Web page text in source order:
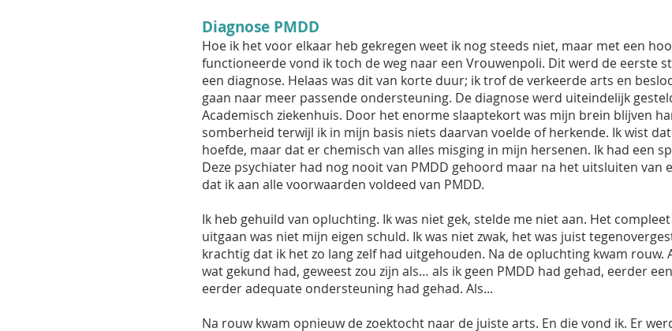
Diagnose PMDD
Hoe ik het voor elkaar heb gekregen weet ik nog steeds niet, maar met een
functioneerde vond ik toch de weg naar een Vrouwenpoli. Dit werd de eerste
een diagnose. Helaas was dit van korte duur; ik trof de verkeerde arts en
gaan naar meer passende ondersteuning. De diagnose werd uiteindelijk
Academisch ziekenhuis. Door het enorme slaaptekort was mijn brein blijven
somberheid terwijl ik in mijn basis niets daarvan voelde of herkende. Ik wist
hoefde, maar dat er chemisch van alles misging in mijn hersenen. Ik had een
Deze psychiater had nog nooit van PMDD gehoord maar na het uitsluiten van
dat ik aan alle voorwaarden voldeed van PMDD.
Ik heb gehuild van opluchting. Ik was niet gek, stelde me niet aan. Het
uitgaan was niet mijn eigen schuld. Ik was niet zwak, het was juist
krachtig dat ik het zo lang zelf had uitgehouden. Na de opluchting kwam rouw.
wat gekund had, geweest zou zijn als… als ik geen PMDD had gehad, eerder
eerder adequate ondersteuning had gehad. Als...
Na rouw kwam opnieuw de zoektocht naar de juiste arts. En die vond ik. Er